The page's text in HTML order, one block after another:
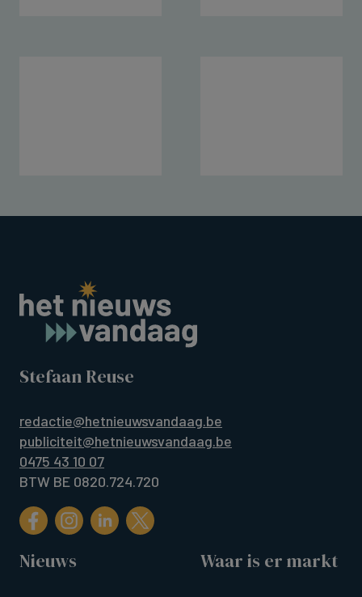
Stefaan Reuse
redactie@hetnieuwsvandaag.be
publiciteit@hetnieuwsvandaag.be
0475 43 10 07
BTW BE 0820.724.720
Nieuws Waar is er markt